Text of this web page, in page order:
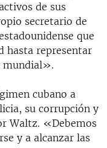
de sus
secretario de
que
hasta representar
mundial».
cubano a
su corrupción y
Waltz. «Debemos
y a alcanzar las